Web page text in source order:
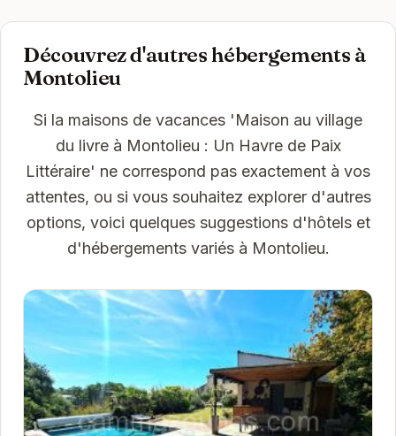
Découvrez d'autres hébergements à
Montolieu
Si la maisons de vacances 'Maison au village
du livre à Montolieu : Un Havre de Paix
Littéraire' ne correspond pas exactement à vos
attentes, ou si vous souhaitez explorer d'autres
options, voici quelques suggestions d'hôtels et
d'hébergements variés à Montolieu.